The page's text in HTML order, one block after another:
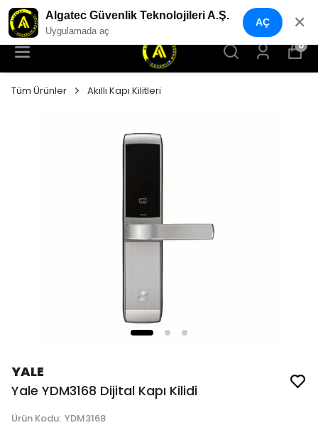
YENI NESIL GÜVENLIK GEÇIŞ SISTEMLERI
0
Tüm Ürünler Akıllı Kapı Kilitleri
YALE
Yale YDM3168 Dijital Kapı Kilidi
Ürün Kodu: YDM3168
Algatec Güvenlik Teknolojileri A.Ş.
Uygulamada aç
AÇ ✕